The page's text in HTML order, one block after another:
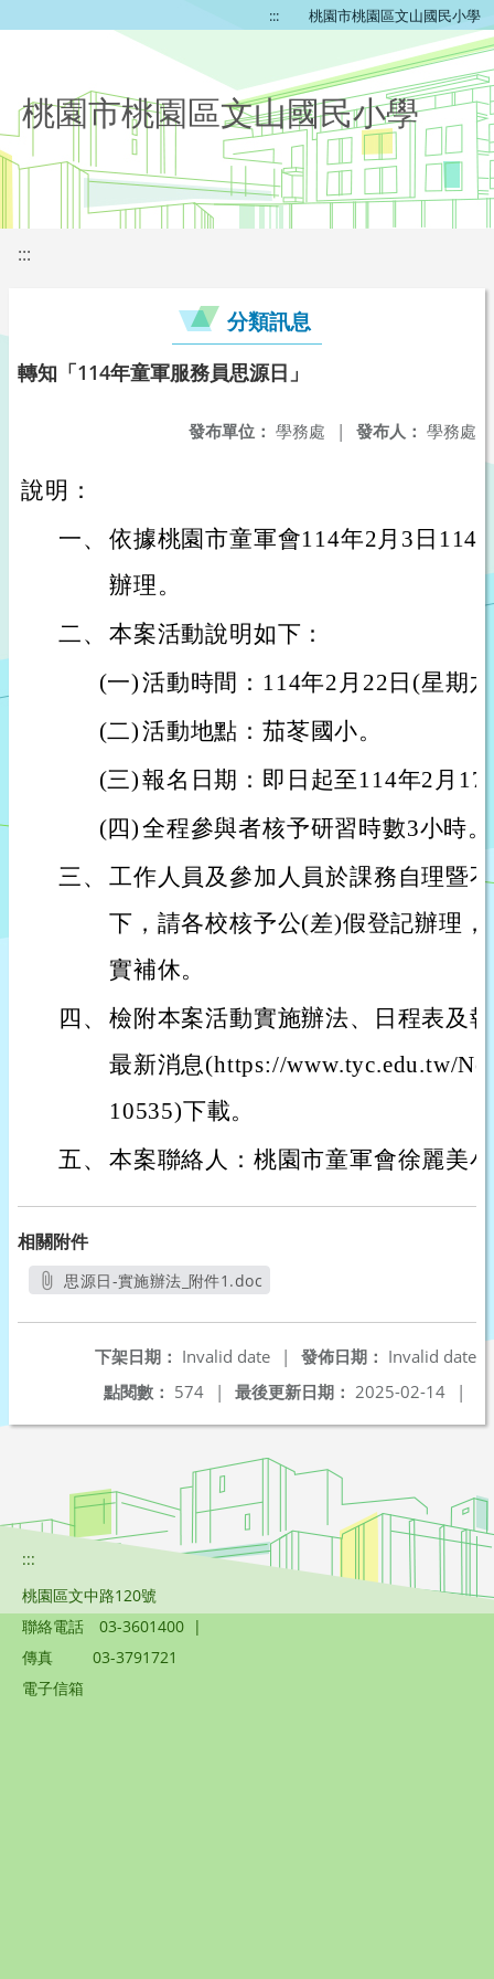
::: 桃園市桃園區文山國民小學
桃園市桃園區文山國民小學
:::
分類訊息
轉知「114年童軍服務員思源日」
發布人： 學務處
發布單位： 學務處 |
說明：
一、 依據桃園市童軍會114年2月3日114
辦理。
二、 本案活動說明如下：
(一)活動時間：114年2月22日(星期
(二)活動地點：茄苳國小。
(三)報名日期：即日起至114年2月
(四)全程參與者核予研習時數3小時。
三、 工作人員及參加人員於課務自理暨
下，請各校核予公(差)假登記辦理
實補休。
四、 檢附本案活動實施辦法、日程表及
最新消息(https://www.tyc.edu.tw/
10535)下載。
五、 本案聯絡人：桃園市童軍會徐麗美
相關附件
思源日-實施辦法_附件1.doc
發佈日期： Invalid date
下架日期： Invalid date
|
最後更新日期： 2025-02-14 |
點閱數： 574 |
:::
桃園區文中路120號
聯絡電話
03-3601400 |
傳真
03-3791721
電子信箱